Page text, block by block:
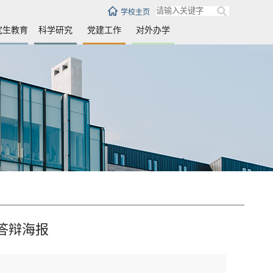
学校主页
生教育 科学研究 党建工作 对外办学
辩海报